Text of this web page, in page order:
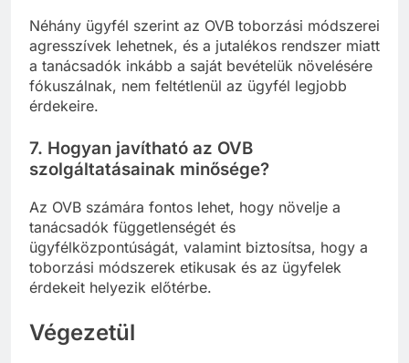
Néhány ügyfél szerint az OVB toborzási módszerei
agresszívek lehetnek, és a jutalékos rendszer miatt
a tanácsadók inkább a saját bevételük növelésére
fókuszálnak, nem feltétlenül az ügyfél legjobb
érdekeire.
7. Hogyan javítható az OVB
szolgáltatásainak minősége?
Az OVB számára fontos lehet, hogy növelje a
tanácsadók függetlenségét és
ügyfélközpontúságát, valamint biztosítsa, hogy a
toborzási módszerek etikusak és az ügyfelek
érdekeit helyezik előtérbe.
Végezetül